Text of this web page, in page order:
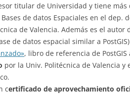
titular de Universidad y tiene más
de datos Espaciales en el dep.
de Valencia. Además es el autor
de datos espacial similar a
, libro de referencia de
por la Univ. Politécnica de Valencia y
certificado de aprovechamiento